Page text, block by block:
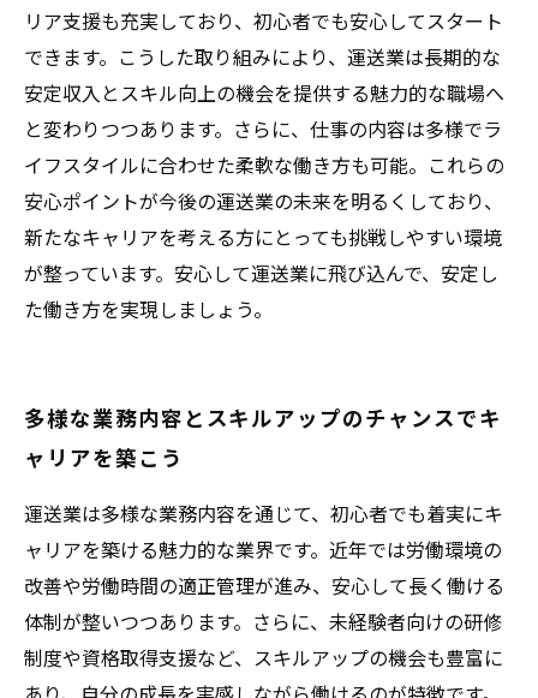
リア支援も充実しており、初心者でも安心してスタート
できます。こうした取り組みにより、運送業は長期的な
安定収入とスキル向上の機会を提供する魅力的な職場へ
と変わりつつあります。さらに、仕事の内容は多様でラ
イフスタイルに合わせた柔軟な働き方も可能。これらの
安心ポイントが今後の運送業の未来を明るくしており、
新たなキャリアを考える方にとっても挑戦しやすい環境
が整っています。安心して運送業に飛び込んで、安定し
た働き方を実現しましょう。
多様な業務内容とスキルアップのチャンスでキ
ャリアを築こう
運送業は多様な業務内容を通じて、初心者でも着実にキ
ャリアを築ける魅力的な業界です。近年では労働環境の
改善や労働時間の適正管理が進み、安心して長く働ける
体制が整いつつあります。さらに、未経験者向けの研修
制度や資格取得支援など、スキルアップの機会も豊富に